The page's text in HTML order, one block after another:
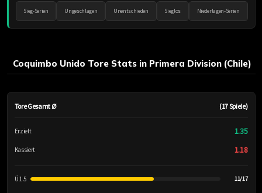
Sieg-Serien Ungeschlagen Unentschieden Sieglos Niederlagen-Serien
Coquimbo Unido Tore Stats in Primera Division (Chile)
Tore Gesamt Ø (17 Spiele)
Erzielt 1.35
Kassiert 1.18
Ü 1.5 11/17